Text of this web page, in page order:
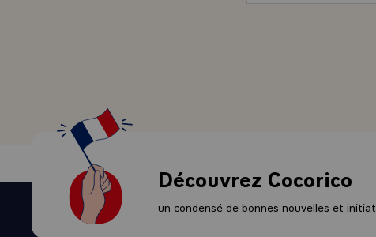
- Si vous me le
l'automne
Nous avons
la société. Le
comme l'avait
Découvrez Cocorico
un condensé de bonnes nouvelles et